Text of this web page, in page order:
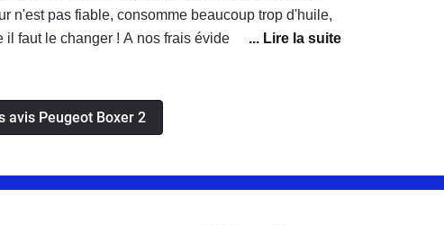
n'est pas fiable, consomme beaucoup trop d'huile,
faut le changer ! A nos frais évidemment...
avis Peugeot Boxer 2